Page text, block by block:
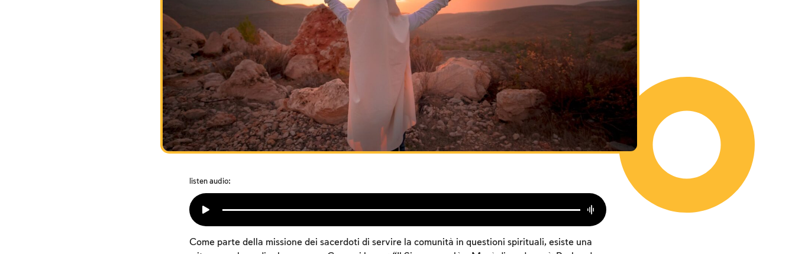
listen audio:
Come parte della missione dei sacerdoti di servire la comunità in questioni spirituali, esiste una